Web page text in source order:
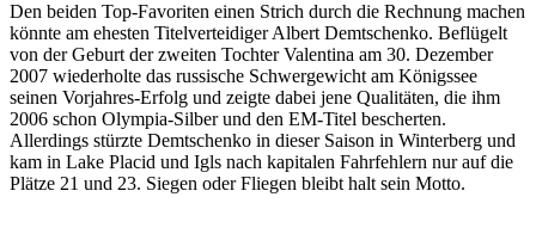
Den beiden Top-Favoriten einen Strich durch die Rechnung machen
könnte am ehesten Titelverteidiger Albert Demtschenko. Beflügelt
von der Geburt der zweiten Tochter Valentina am 30. Dezember
2007 wiederholte das russische Schwergewicht am Königssee
seinen Vorjahres-Erfolg und zeigte dabei jene Qualitäten, die ihm
2006 schon Olympia-Silber und den EM-Titel bescherten.
Allerdings stürzte Demtschenko in dieser Saison in Winterberg und
kam in Lake Placid und Igls nach kapitalen Fahrfehlern nur auf die
Plätze 21 und 23. Siegen oder Fliegen bleibt halt sein Motto.